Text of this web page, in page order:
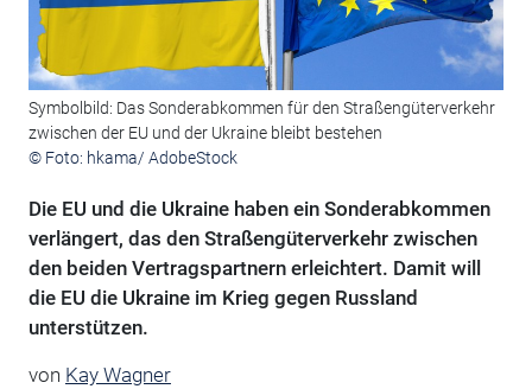
Symbolbild: Das Sonderabkommen für den Straßengüterverkehr
zwischen der EU und der Ukraine bleibt bestehen
© Foto: hkama/ AdobeStock
Die EU und die Ukraine haben ein Sonderabkommen
verlängert, das den Straßengüterverkehr zwischen
den beiden Vertragspartnern erleichtert. Damit will
die EU die Ukraine im Krieg gegen Russland
unterstützen.
von Kay Wagner